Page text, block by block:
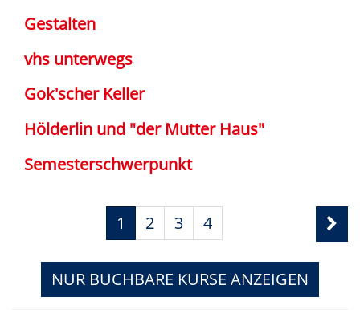
Gestalten
vhs unterwegs
Gok'scher Keller
Hölderlin und "der Mutter Haus"
Semesterschwerpunkt
Seiten
blättern
1 2 3 4
NUR BUCHBARE KURSE ANZEIGEN